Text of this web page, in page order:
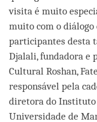
visita é muito
muito com o diálogo
participantes desta
Djalali, fundadora e
Cultural Roshan,
responsável pela
diretora do Instituto
Universidade de